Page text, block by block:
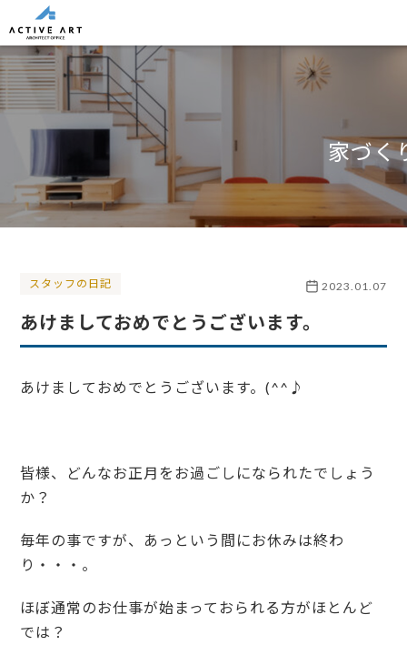
家づく
スタッフの日記 2023.01.07
あけましておめでとうございます。
あけましておめでとうございます。(^^♪
皆様、どんなお正月をお過ごしになられたでしょう
か？
毎年の事ですが、あっという間にお休みは終わ
り・・・。
ほぼ通常のお仕事が始まっておられる方がほとんど
では？